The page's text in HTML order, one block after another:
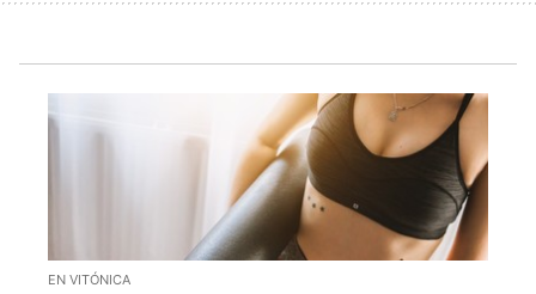
EN VITÓNICA